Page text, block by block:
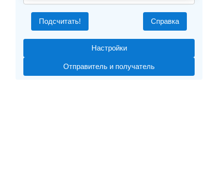
Подсчитать! Справка
Настройки
Отправитель и получатель